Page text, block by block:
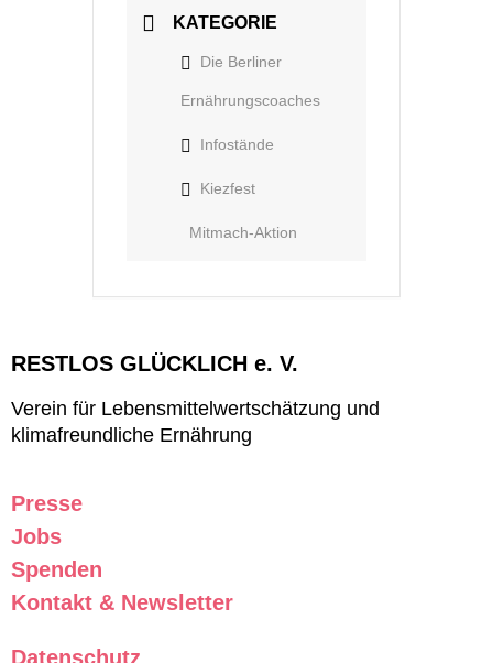
KATEGORIE
Die Berliner
Ernährungscoaches
Infostände
Kiezfest
Mitmach-Aktion
RESTLOS GLÜCKLICH e. V.
Verein für Lebensmittelwertschätzung und
klimafreundliche Ernährung
Presse
Jobs
Spenden
Kontakt & Newsletter
Datenschutz